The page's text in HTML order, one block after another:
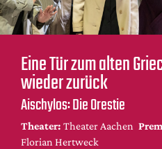
Bühnenwelt
Festivals & Veranstaltungen
Menschen & Theater
Themen
Internationales
Nachrufe
Medientipps
Eine Tür zum alten
wieder zurück
Aischylos: Die Orestie
Theater: Theater Aachen
Florian Hertweck